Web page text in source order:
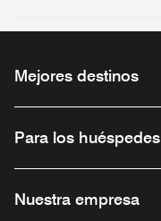
Mejores destinos
Para los huéspedes
Nuestra empresa